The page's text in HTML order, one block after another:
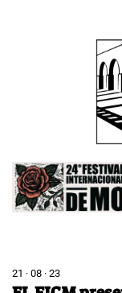
Image
21 · 08 · 23